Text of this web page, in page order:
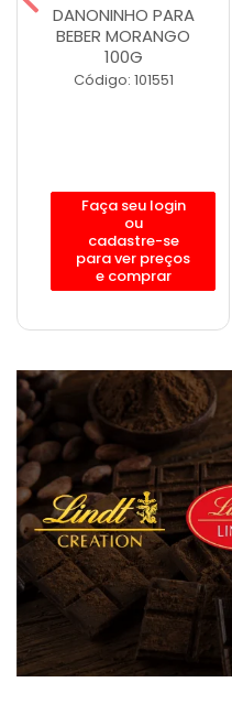
DANONINHO PARA
BEBER MORANGO
100G
Código: 101551
Faça seu login
ou
cadastre-se
para ver preços
e comprar